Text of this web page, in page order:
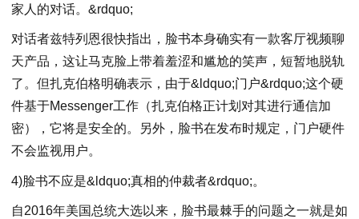
家人的对话。&rdquo;
对话者兹特列恩很快指出，脸书本身确实有一款客厅视频聊
天产品，这让马克脸上带着羞涩和尴尬的笑声，短暂地脱轨
了。但扎克伯格明确表示，由于&ldquo;门户&rdquo;这个硬
件基于Messenger工作（扎克伯格正计划对其进行通信加
密），它将是安全的。另外，脸书在发布时规定，门户硬件
不会监视用户。
4)脸书不应是&ldquo;真相的仲裁者&rdquo;。
自2016年美国总统大选以来，脸书最棘手的问题之一就是如